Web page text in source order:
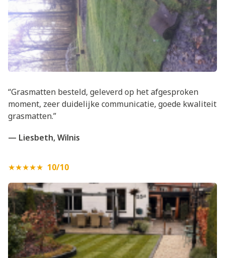
“Grasmatten besteld, geleverd op het afgesproken
moment, zeer duidelijke communicatie, goede kwaliteit
grasmatten.”
— Liesbeth, Wilnis
★★★★★ 10/10